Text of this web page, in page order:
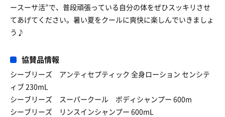
ースーサ活”で、普段頑張っている自分の体をぜひスッキリさせ
てあげてください。暑い夏をクールに爽快に楽しんでいきましょ
う♪
協賛品情報
シーブリーズ アンティセプティック 全身ローション センシテ
ィブ 230mL
シーブリーズ スーパークール ボディシャンプー 600m
シーブリーズ リンスインシャンプー 600mL